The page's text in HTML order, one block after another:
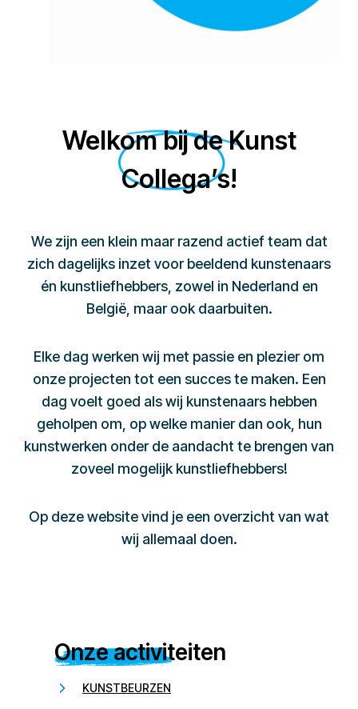
Welkom bij de Kunst
Collega’s!
We zijn een klein maar razend actief team dat
zich dagelijks inzet voor beeldend kunstenaars
én kunstliefhebbers, zowel in Nederland en
België, maar ook daarbuiten.
Elke dag werken wij met passie en plezier om
onze projecten tot een succes te maken. Een
dag voelt goed als wij kunstenaars hebben
geholpen om, op welke manier dan ook, hun
kunstwerken onder de aandacht te brengen van
zoveel mogelijk kunstliefhebbers!
Op deze website vind je een overzicht van wat
wij allemaal doen.
Onze activiteiten
KUNSTBEURZEN